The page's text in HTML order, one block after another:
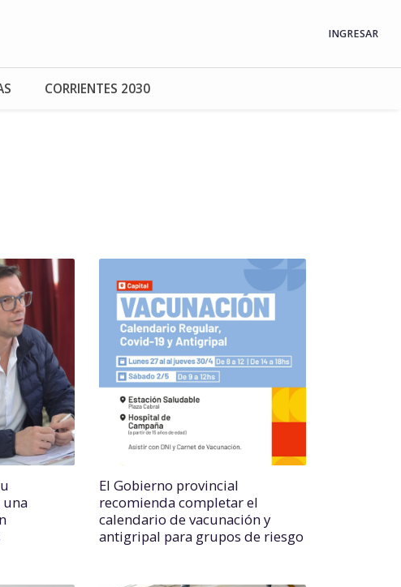
INGRESAR
CORRIENTES 2030
una
El Gobierno provincial
recomienda completar el
calendario de vacunación y
antigripal para grupos de riesgo